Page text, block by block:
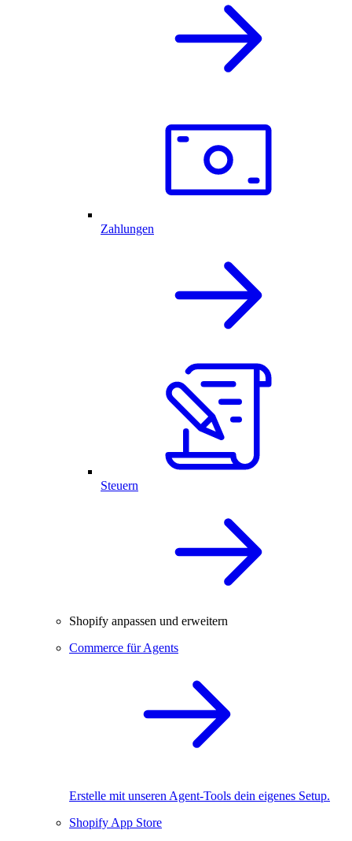
Zahlungen
Steuern
Shopify anpassen und erweitern
Commerce für Agents
Erstelle mit unseren Agent-Tools dein eigenes Setup.
Shopify App Store